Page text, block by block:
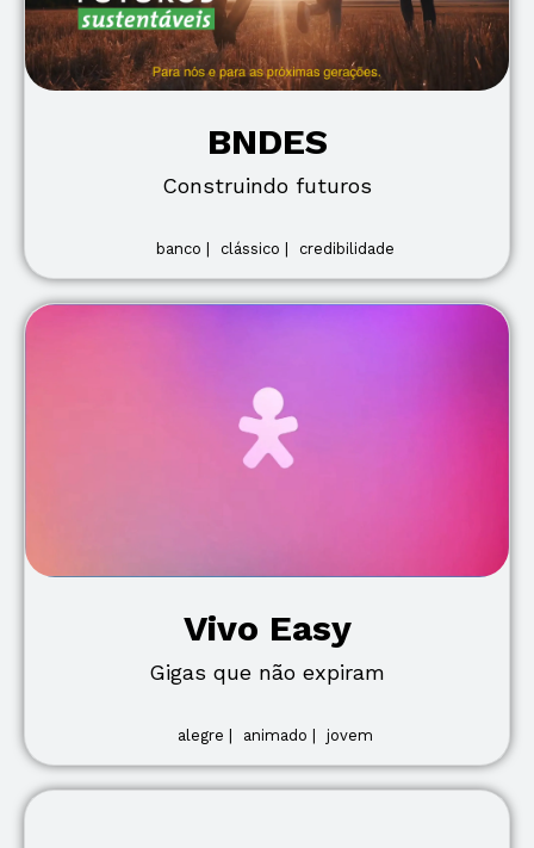
BNDES
Construindo futuros
banco | clássico | credibilidade
Vivo Easy
Gigas que não expiram
alegre | animado | jovem